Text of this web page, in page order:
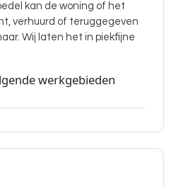
kan de woning of het
verhuurd of teruggegeven
Wij laten het in piekfijne
werkgebieden